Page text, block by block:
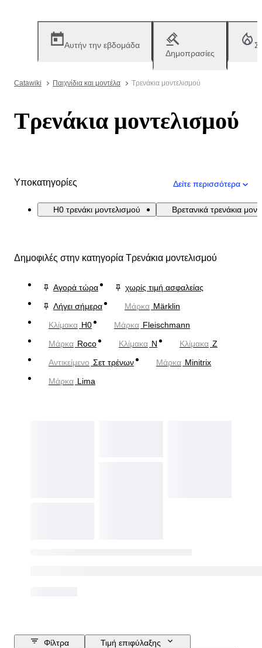
Αυτήν την εβδομάδα
Δημοπρασίες
Catawiki Παιχνίδια και μοντέλα Τρενάκια μοντελισμού
Τρενάκια μοντελισμού
Υποκατηγορίες Δείτε περισσότερα
H0 τρενάκι μοντελισμού Βρετανικά τρενάκια
Δημοφιλές στην κατηγορία Τρενάκια μοντελισμού
Αγορά τώρα
χωρίς τιμή ασφαλείας
Λήγει σήμερα
Μάρκα Märklin
Κλίμακα H0 Μάρκα Fleischmann
Μάρκα Roco Κλίμακα N Κλίμακα Z
Αντικείμενο Σετ τρένων Μάρκα Minitrix
Μάρκα Lima
Φίλτρα
Τιμή επιφύλαξης